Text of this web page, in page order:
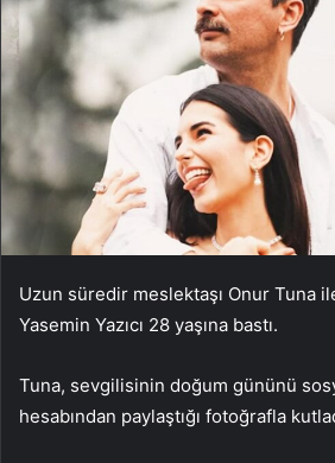
Uzun süredir meslektaşı Onur Tuna
Yasemin Yazıcı 28 yaşına bastı.
Tuna, sevgilisinin doğum gününü
hesabından paylaştığı fotoğrafla